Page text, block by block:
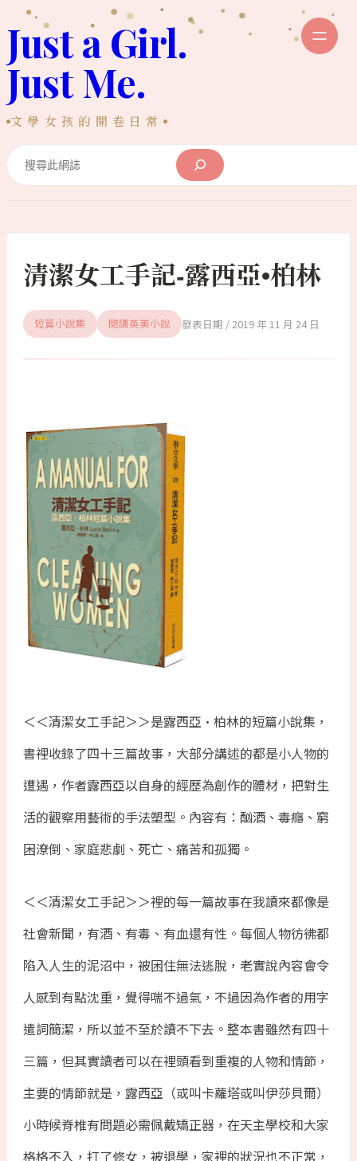
至
主
內
容
Just a Girl.
Just Me.
文學女孩的開卷日常
清潔女工手記-露西亞•柏林
短篇小說集 閱讀英美小說 2019 年 11 月 24 日
＜＜清潔女工手記＞＞是露西亞•柏林的短篇小說集，
書裡收錄了四十三篇故事，大部分講述的都是小人物的
遭遇，作者露西亞以自身的經歷為創作的體材，把對生
活的觀察用藝術的手法塑型。內容有：酗酒、毒癮、窮
困潦倒、家庭悲劇、死亡、痛苦和孤獨。
＜＜清潔女工手記＞＞裡的每一篇故事在我讀來都像是
社會新聞，有酒、有毒、有血還有性。每個人物彷彿都
陷入人生的泥沼中，被困住無法逃脫，老實說內容會令
人感到有點沈重，覺得喘不過氣，不過因為作者的用字
遣詞簡潔，所以並不至於讀不下去。整本書雖然有四十
三篇，但其實讀者可以在裡頭看到重複的人物和情節，
主要的情節就是，露西亞（或叫卡蘿塔或叫伊莎貝爾）
小時候脊椎有問題必需佩戴矯正器，在天主學校和大家
格格不入，打了修女，被退學，家裡的狀況也不正常，